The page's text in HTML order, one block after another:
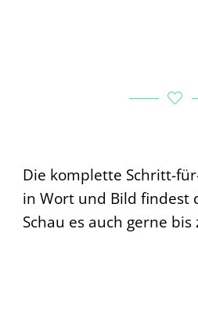
Die komplette Schritt-
in Wort und Bild findest
Schau es auch gerne